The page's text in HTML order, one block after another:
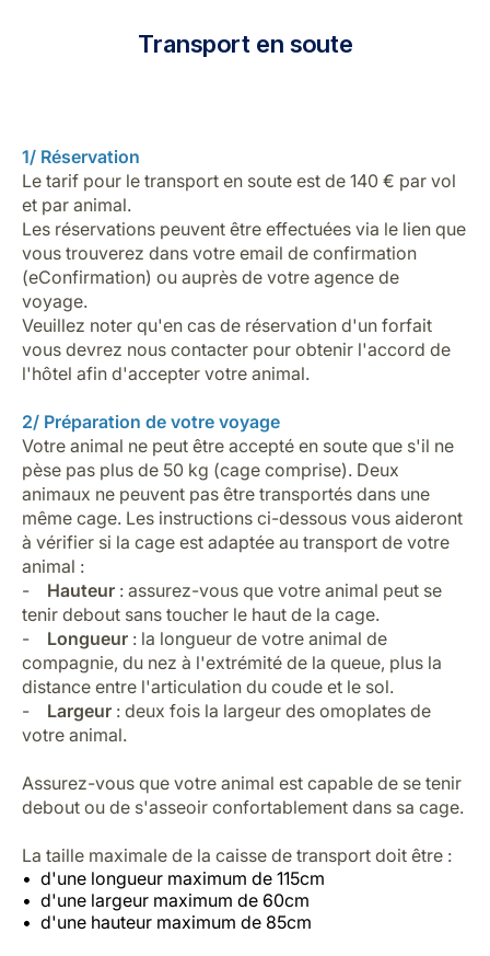
Transport en soute
1/ Réservation
Le tarif pour le transport en soute est de 140 € par vol
et par animal.
Les réservations peuvent être effectuées via le lien que
vous trouverez dans votre email de confirmation
(eConfirmation) ou auprès de votre agence de
voyage.
Veuillez noter qu'en cas de réservation d'un forfait
vous devrez nous contacter pour obtenir l'accord de
l'hôtel afin d'accepter votre animal.
2/ Préparation de votre voyage
Votre animal ne peut être accepté en soute que s'il ne
pèse pas plus de 50 kg (cage comprise). Deux
animaux ne peuvent pas être transportés dans une
même cage. Les instructions ci-dessous vous aideront
à vérifier si la cage est adaptée au transport de votre
animal :
- Hauteur : assurez-vous que votre animal peut se
tenir debout sans toucher le haut de la cage.
- Longueur : la longueur de votre animal de
compagnie, du nez à l'extrémité de la queue, plus la
distance entre l'articulation du coude et le sol.
- Largeur : deux fois la largeur des omoplates de
votre animal.
Assurez-vous que votre animal est capable de se tenir
debout ou de s'asseoir confortablement dans sa cage.
La taille maximale de la caisse de transport doit être :
d'une longueur maximum de 115cm
d'une largeur maximum de 60cm
d'une hauteur maximum de 85cm